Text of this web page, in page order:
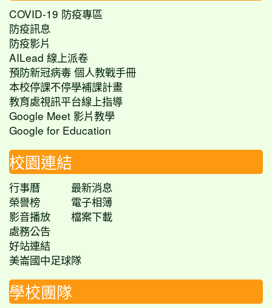
COVID-19 防疫專區
防疫訊息
防疫影片
AILead 線上派卷
預防新冠病毒 個人教戰手冊
本校停課不停學補課計畫
教育處視訊平台線上指導
Google Meet 影片教學
Google for Education
校園連結
行事曆
最新消息
榮譽榜
電子相簿
影音播放
檔案下載
處務公告
好站連結
美崙國中足球隊
學校團隊